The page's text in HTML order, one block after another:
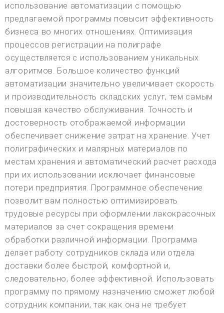
использование автоматизации с помощью
предлагаемой программы повысит эффективность
бизнеса во многих отношениях. Оптимизация
процессов регистрации на полиграфе
осуществляется с использованием уникальных
алгоритмов. Большое количество функций
автоматизации значительно увеличивает скорость
и производительность складских услуг, тем самым
повышая качество обслуживания. Точность и
достоверность отображаемой информации
обеспечивает снижение затрат на хранение. Учет
полиграфических и малярных материалов по
местам хранения и автоматический расчет расхода
при их использовании исключает финансовые
потери предприятия. Программное обеспечение
позволит вам полностью оптимизировать
трудовые ресурсы при оформлении лакокрасочных
материалов за счет сокращения времени
обработки различной информации. Программа
делает работу сотрудников склада или отдела
доставки более быстрой, комфортной и,
следовательно, более эффективной. Использовать
программу по прямому назначению сможет любой
сотрудник компании, так как она не требует